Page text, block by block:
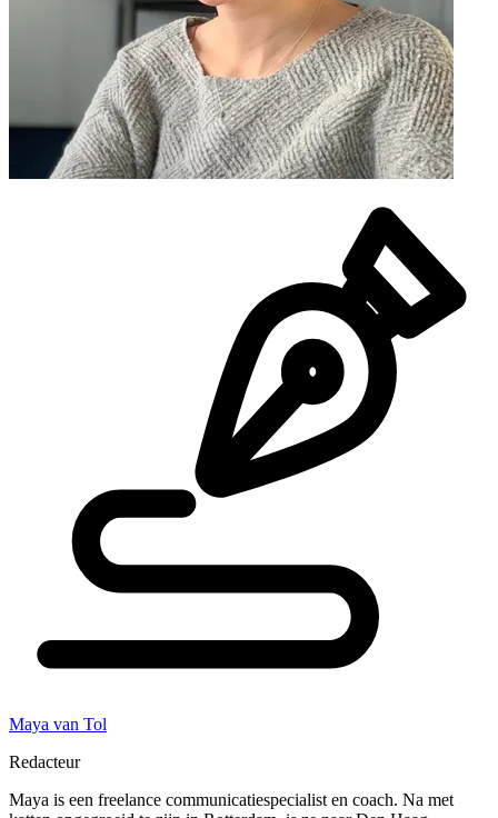
Maya van Tol
Redacteur
Maya is een freelance communicatiespecialist en coach. Na met